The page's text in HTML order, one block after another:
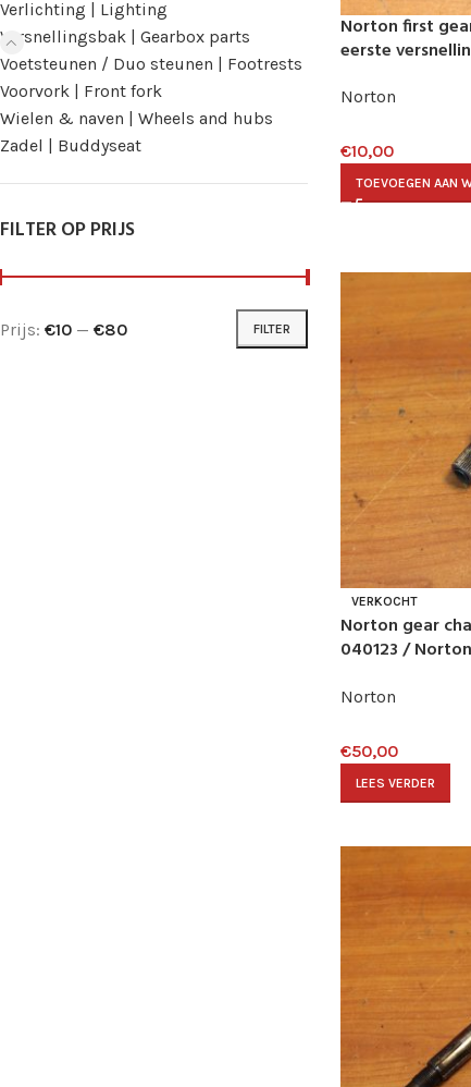
Verlichting | Lighting
Versnellingsbak | Gearbox parts
Voetsteunen / Duo steunen | Footrests
Voorvork | Front fork
Wielen & naven | Wheels and hubs
Zadel | Buddyseat
FILTER OP PRIJS
FILTER
Prijs: €10 — €80
Norton first
eerste
Norton
€10,00
TOEVOEGEN AAN
VERKOCHT
Norton gear
040123 /
Norton
€50,00
LEES VERDER